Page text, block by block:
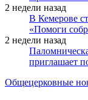
2 недели назад
В Кемерове
«Помоги
2 недели назад
приглашает
Общецерковные